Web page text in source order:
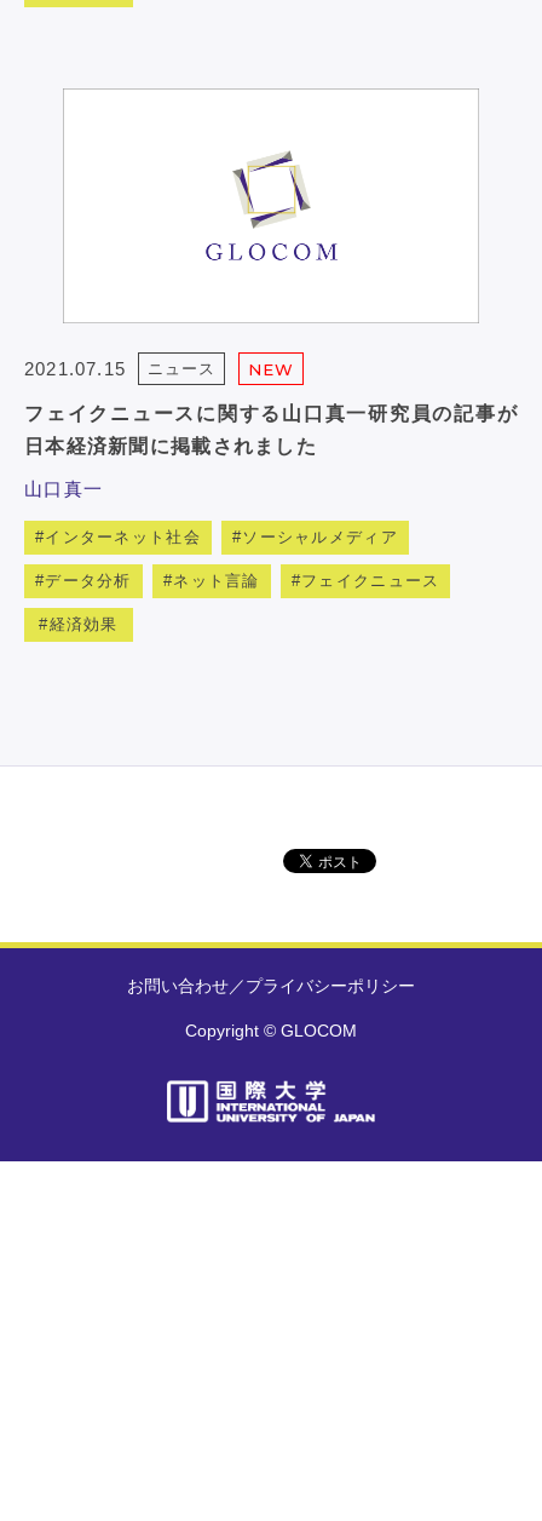
2021.07.15 ニュース NEW
フェイクニュースに関する山口真一研究員の記事が
日本経済新聞に掲載されました
山口真一
インターネット社会 ソーシャルメディア
データ分析 ネット言論 フェイクニュース
経済効果
お問い合わせ／プライバシーポリシー
Copyright © GLOCOM